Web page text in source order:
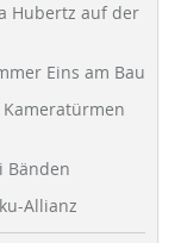
Hubertz auf der
Eins am Bau
Bänden
Allianz